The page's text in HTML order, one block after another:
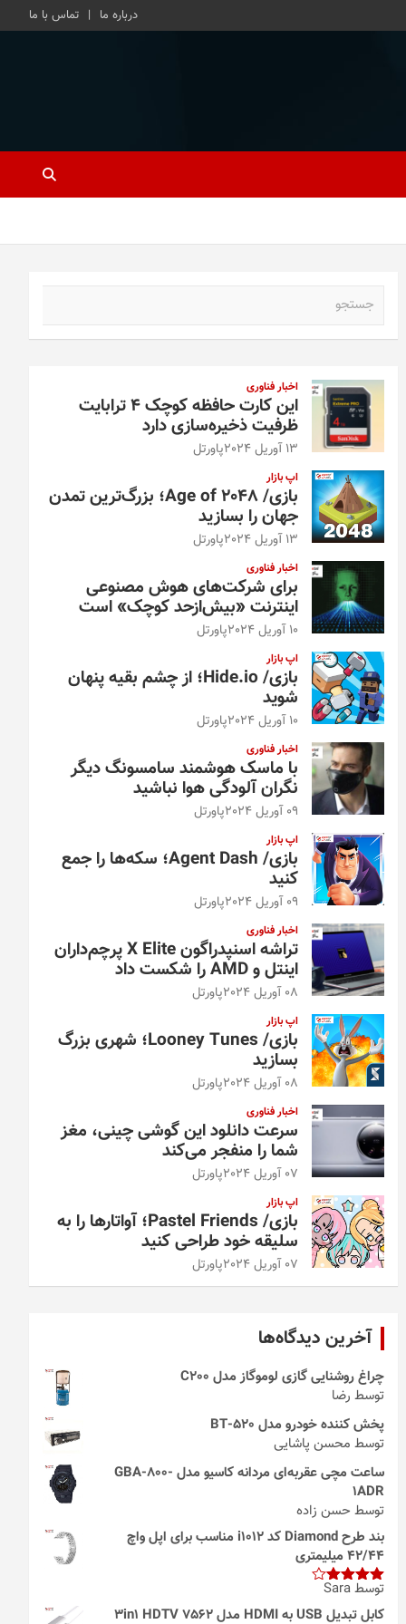
درباره ما تماس با ما
اخبار فناوری
این کارت حافظه کوچک ۴ ترابایت
ظرفیت ذخیره‌سازی دارد
13 آوریل 2024 پاورتل
اپ بازار
بازی/ Age of 2048؛ بزرگ‌ترین تمدن
جهان را بسازید
13 آوریل 2024 پاورتل
اخبار فناوری
برای شرکت‌های هوش مصنوعی
اینترنت «بیش‌از‌حد کوچک» است
10 آوریل 2024 پاورتل
اپ بازار
بازی/ Hide.io؛ از چشم بقیه پنهان
شوید
10 آوریل 2024 پاورتل
اخبار فناوری
با ماسک هوشمند سامسونگ دیگر
نگران آلودگی هوا نباشید
09 آوریل 2024 پاورتل
اپ بازار
بازی/ Agent Dash؛ سکه‌ها را جمع
کنید
09 آوریل 2024 پاورتل
اخبار فناوری
تراشه اسنپدراگون X Elite پرچم‌داران
اینتل و AMD را شکست داد
08 آوریل 2024 پاورتل
اپ بازار
بازی/ Looney Tunes؛ شهری بزرگ
بسازید
08 آوریل 2024 پاورتل
اخبار فناوری
سرعت دانلود این گوشی چینی، مغز
شما را منفجر می‌کند
07 آوریل 2024 پاورتل
اپ بازار
بازی/ Pastel Friends؛ آواتارها را به
سلیقه خود طراحی کنید
07 آوریل 2024 پاورتل
آخرین دیدگاه‌ها
چراغ روشنایی گازی لوموگاز مدل C200
توسط رضا
پخش کننده خودرو مدل 520-BT
توسط محسن پاشایی
ساعت مچی عقربه‌ای مردانه کاسیو مدل GBA-800-
1ADR
توسط حسن زاده
بند طرح Diamond کد i1012 مناسب برای اپل واچ
42/44 میلیمتری
امتیاز4
از 5
توسط Sara
کابل تبدیل USB به HDMI مدل 3in1 HDTV 7562